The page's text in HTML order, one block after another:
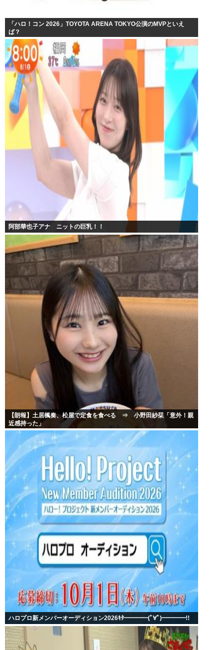
「ハロ！コン 2026」TOYOTA ARENA TOKYO公演のMVPといえ
ば？
阿部華也子アナ ニットの巨乳！！
【朗報】土居楓奏、松屋で定食を食べる ⇒ 小野田紗栞「意外！親
近感持った」
ハロプロ新メンバーオーディション2026ｷﾀ━━━━(ﾟ∀ﾟ)━━━━!!